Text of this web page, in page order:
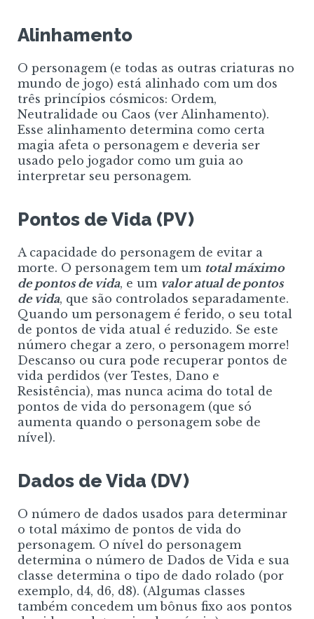
Alinhamento
O personagem (e todas as outras criaturas no
mundo de jogo) está alinhado com um dos
três princípios cósmicos: Ordem,
Neutralidade ou Caos (ver Alinhamento).
Esse alinhamento determina como certa
magia afeta o personagem e deveria ser
usado pelo jogador como um guia ao
interpretar seu personagem.
Pontos de Vida (PV)
A capacidade do personagem de evitar a
morte. O personagem tem um total máximo
de pontos de vida, e um valor atual de pontos
de vida, que são controlados separadamente.
Quando um personagem é ferido, o seu total
de pontos de vida atual é reduzido. Se este
número chegar a zero, o personagem morre!
Descanso ou cura pode recuperar pontos de
vida perdidos (ver Testes, Dano e
Resistência), mas nunca acima do total de
pontos de vida do personagem (que só
aumenta quando o personagem sobe de
nível).
Dados de Vida (DV)
O número de dados usados ​​para determinar
o total máximo de pontos de vida do
personagem. O nível do personagem
determina o número de Dados de Vida e sua
classe determina o tipo de dado rolado (por
exemplo, d4, d6, d8). (Algumas classes
também concedem um bônus fixo aos pontos